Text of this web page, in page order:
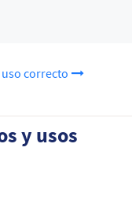
uso correcto
y usos